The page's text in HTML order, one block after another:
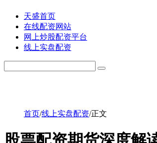
天盛首页
在线配资网站
网上炒股配资平台
线上实盘配资
首页/线上实盘配资/正文